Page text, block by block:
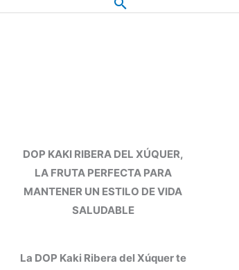
DOP KAKI RIBERA DEL XÚQUER,
LA FRUTA PERFECTA PARA
MANTENER UN ESTILO DE VIDA
SALUDABLE
La DOP Kaki Ribera del Xúquer te